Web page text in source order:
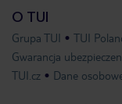
O TUI
Grupa TUI TUI
Gwarancja
TUI.cz
Dane